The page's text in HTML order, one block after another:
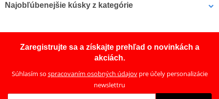
Najobľúbenejšie kúsky z kategórie
10027R (1 hadica v sade)
chrómové koncovky
Zaregistrujte sa a získajte prehľad o novinkách a
akciách.
Súhlasím so spracovaním osobných údajovpre účely personalizácie
newslettru